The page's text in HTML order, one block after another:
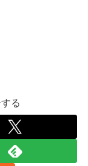
る